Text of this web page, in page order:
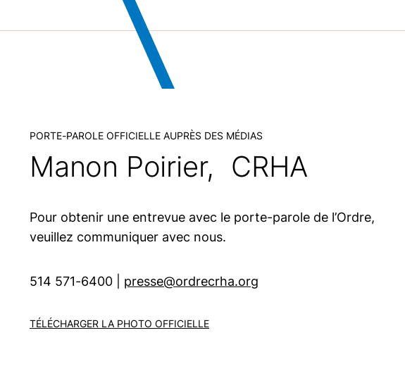
PORTE-PAROLE OFFICIELLE AUPRÈS DES MÉDIAS
Manon Poirier, CRHA
Pour obtenir une entrevue avec le porte-parole de l’Ordre,
veuillez communiquer avec nous.
514 571-6400 presse@ordrecrha.org
TÉLÉCHARGER LA PHOTO OFFICIELLE